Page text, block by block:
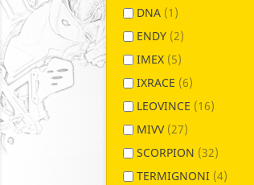
DNA (1)
ENDY (2)
IMEX (5)
IXRACE (6)
LEOVINCE (16)
MIVV (27)
SCORPION (32)
TERMIGNONI (4)